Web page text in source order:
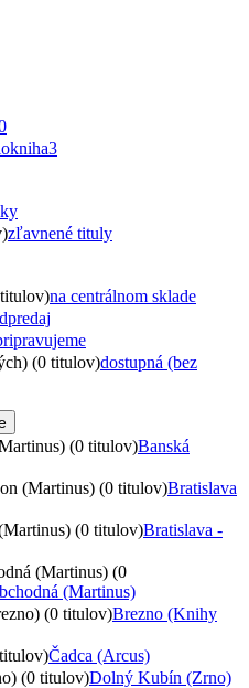
3
zľavnené tituly
na centrálnom sklade
(0 titulov)dostupná (bez
(0 titulov)Banská
(Martinus) (0 titulov)Bratislava
(0 titulov)Bratislava -
(Martinus) (0
(Martinus)
(0 titulov)Brezno (Knihy
Čadca (Arcus)
(0 titulov)Dolný Kubín (Zrno)